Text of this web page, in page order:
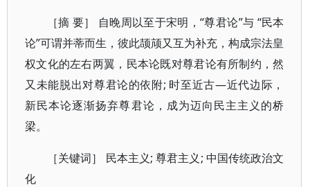
［摘 要］ 自晚周以至于宋明，“尊君论”与 “民本
论”可谓并蒂而生，彼此颉颃又互为补充，构成宗法皇
权文化的左右两翼，民本论既对尊君论有所制约，然
又未能脱出对尊君论的依附; 时至近古—近代边际，
新民本论逐渐扬弃尊君论，成为迈向民主主义的桥
梁。
［关键词］ 民本主义; 尊君主义; 中国传统政治文
化